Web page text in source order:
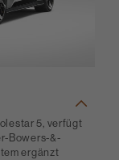
5, verfügt
Bowers-&-
ergänzt